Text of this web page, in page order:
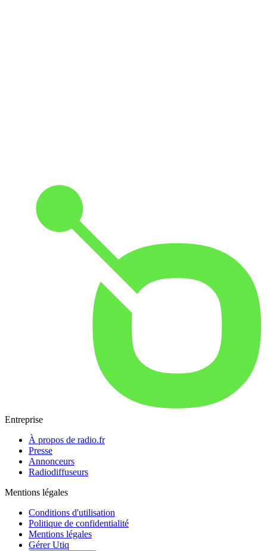
Entreprise
À propos de radio.fr
Presse
Annonceurs
Radiodiffuseurs
Mentions légales
Conditions d'utilisation
Politique de confidentialité
Mentions légales
Gérer Utiq